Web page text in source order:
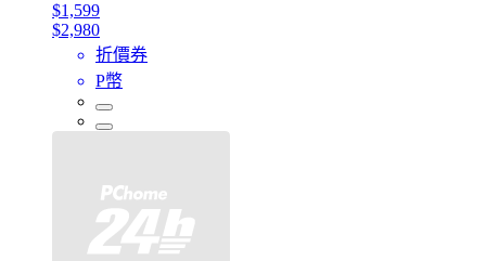
$1,599
$2,980
折價券
P幣